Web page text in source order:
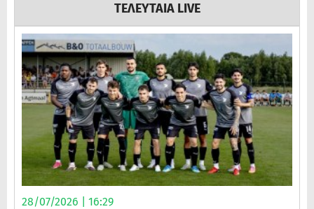
ΤΕΛΕΥΤΑΙΑ LIVE
28/07/2026 | 16:29